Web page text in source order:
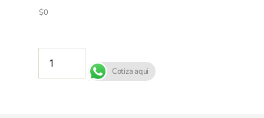
$0
Cotiza aqui